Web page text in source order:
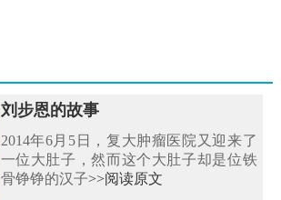
刘步恩的故事
2014年6月5日，复大肿瘤医院又迎来了
一位大肚子，然而这个大肚子却是位铁
骨铮铮的汉子>>阅读原文